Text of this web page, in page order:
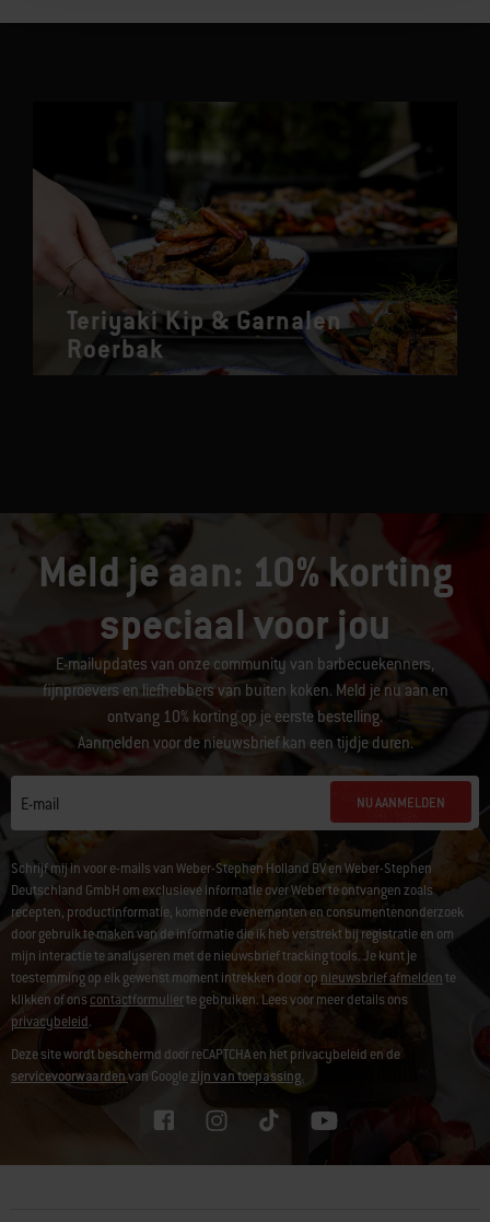
Teriyaki Kip & Garnalen
Roerbak
Meld je aan: 10% korting
speciaal voor jou
E-mailupdates van onze community van barbecuekenners,
fijnproevers en liefhebbers van buiten koken. Meld je nu aan en
ontvang 10% korting op je eerste bestelling.
Aanmelden voor de nieuwsbrief kan een tijdje duren.
E-mail NU AANMELDEN
Schrijf mij in voor e-mails van Weber-Stephen Holland BV en Weber-Stephen
Deutschland GmbH om exclusieve informatie over Weber te ontvangen zoals
recepten, productinformatie, komende evenementen en consumentenonderzoek
door gebruik te maken van de informatie die ik heb verstrekt bij registratie en om
mijn interactie te analyseren met de nieuwsbrief tracking tools. Je kunt je
toestemming op elk gewenst moment intrekken door op nieuwsbrief afmeldente
klikken of ons contactformulierte gebruiken. Lees voor meer details ons
privacybeleid.
Deze site wordt beschermd door reCAPTCHA en het privacybeleid en de
servicevoorwaardenvan Googlezijn van toepassing.